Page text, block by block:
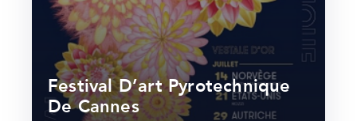
Festival D’art Pyrotechnique
De Cannes